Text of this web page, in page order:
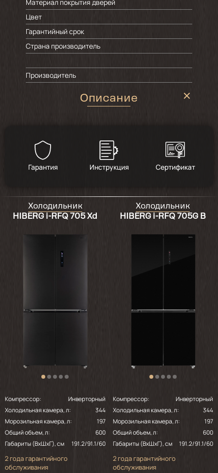
Материал покрытия дверей
Цвет
Гарантийный срок
Страна производитель
Производитель
Описание
Гарантия Инструкция Сертификат
Холодильник
HIBERG i-RFQ 705 Xd
Компрессор:
Инверторный
Холодильная камера, л:
344
Морозильная камера, л:
197
Общий объем, л:
600
Габариты (ВхШхГ), см
191.2/91.1/60
2 года гарантийного
обслуживания
Холодильник
HIBERG i-RFQ 705G B
Компрессор:
Инверторный
Холодильная камера, л:
344
Морозильная камера, л:
197
Общий объем, л:
600
Габариты (ВхШхГ), см
191.2/91.1/60
2 года гарантийного
обслуживания